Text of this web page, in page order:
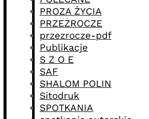
PROZA ŻYCIA
PRZEZROCZE
przezrocze-pdf
Publikacje
S Z O E
SAF
SHALOM POLIN
Sitodruk
SPOTKANIA